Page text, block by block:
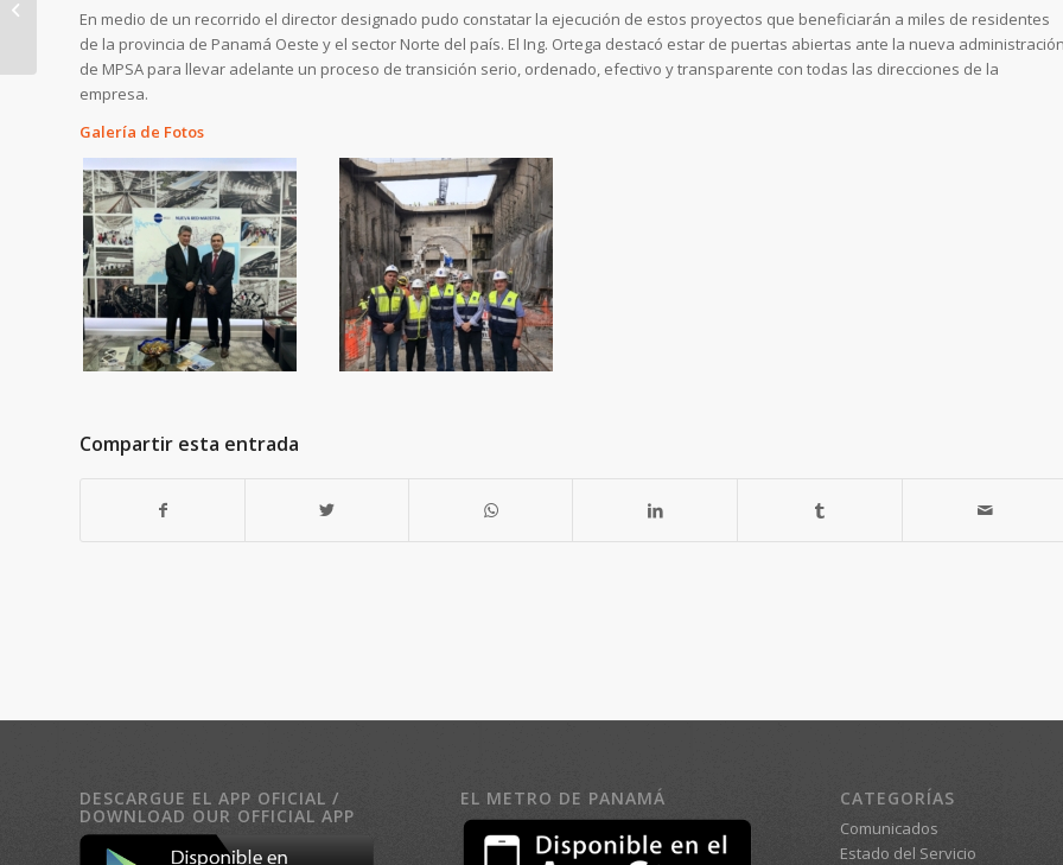
En medio de un recorrido el director designado pudo constatar la ejecución de estos proyectos que beneficiarán a miles de residentes
de la provincia de Panamá Oeste y el sector Norte del país. El Ing. Ortega destacó estar de puertas abiertas ante la nueva administración
de MPSA para llevar adelante un proceso de transición serio, ordenado, efectivo y transparente con todas las direcciones de la
empresa.
Galería de Fotos
Compartir esta entrada
DESCARGUE EL APP OFICIAL /
DOWNLOAD OUR OFFICIAL APP
EL METRO DE PANAMÁ CATEGORÍAS
Comunicados
Estado del Servicio
Usuarios de Panamá
Norte podrán realizar
su viaje en Metro
desde la estación...